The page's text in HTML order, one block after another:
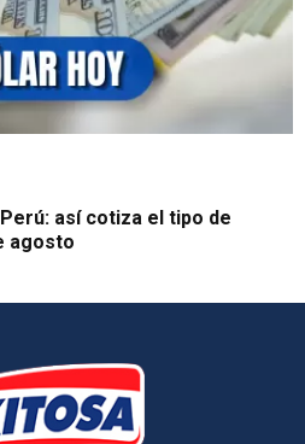
así cotiza el tipo de
agosto